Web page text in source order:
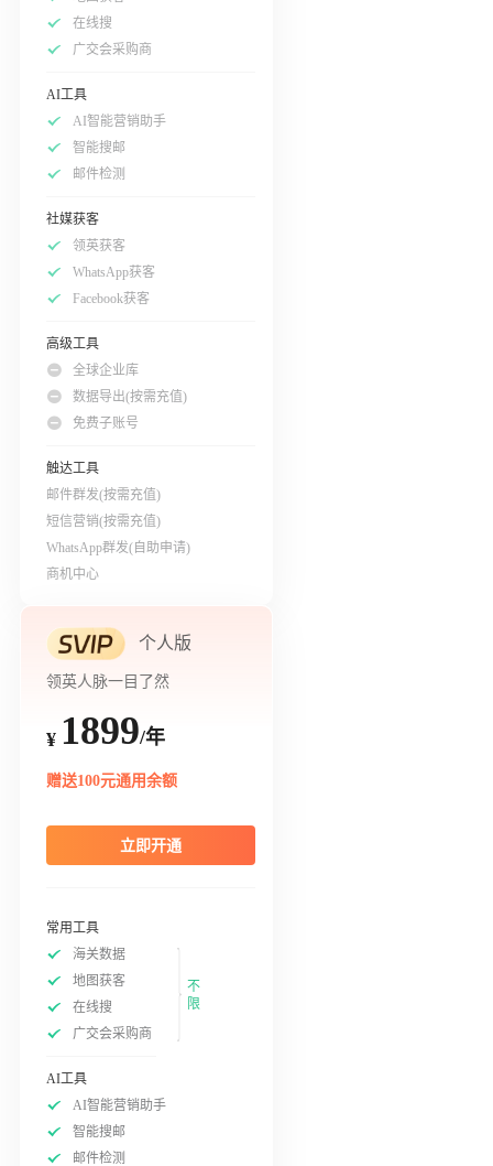
在线搜
广交会采购商
AI工具
AI智能营销助手
智能搜邮
邮件检测
社媒获客
领英获客
WhatsApp获客
Facebook获客
高级工具
全球企业库
数据导出(按需充值)
免费子账号
触达工具
邮件群发(按需充值)
短信营销(按需充值)
WhatsApp群发(自助申请)
商机中心
个人版
领英人脉一目了然
¥ 1899/年
赠送100元通用余额
立即开通
常用工具
海关数据
地图获客
在线搜
广交会采购商
不
限
AI工具
AI智能营销助手
智能搜邮
邮件检测